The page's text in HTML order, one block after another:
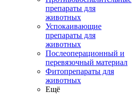
препараты для
животных
Успокаивающие
препараты для
животных
Послеоперационный и
перевязочный материал
Фитопрепараты для
животных
Ещё